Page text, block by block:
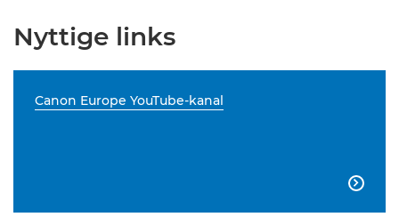
Nyttige links
Canon Europe YouTube-kanal
